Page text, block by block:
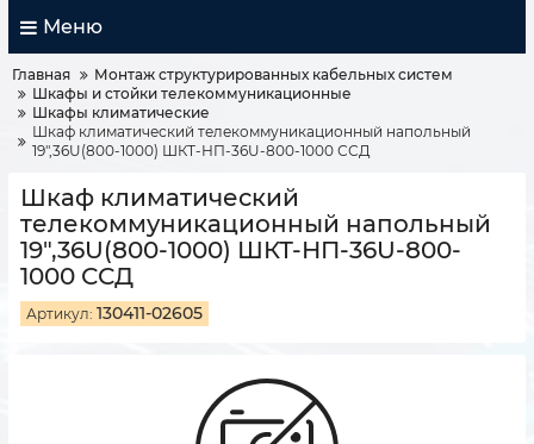
Меню
Главная
Монтаж структурированных кабельных систем
Шкафы и стойки телекоммуникационные
Шкафы климатические
Шкаф климатический телекоммуникационный напольный
19",36U(800-1000) ШКТ-НП-36U-800-1000 ССД
Шкаф климатический
телекоммуникационный напольный
19",36U(800-1000) ШКТ-НП-36U-800-
1000 ССД
Артикул: 130411-02605